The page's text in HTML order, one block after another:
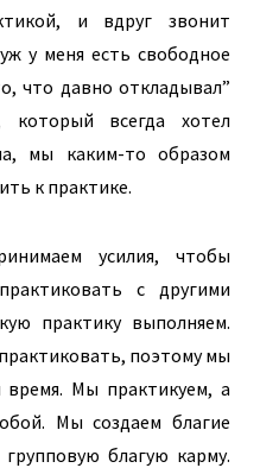
и вдруг звонит
у меня есть свободное
что давно откладывал”
всегда хотел
мы каким-то образом
к практике.
усилия, чтобы
с другими
практику выполняем.
поэтому мы
время. Мы практикуем, а
Мы создаем благие
благую карму.